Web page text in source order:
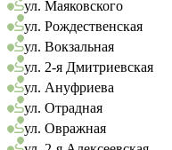
ул. Маяковского
ул. Рождественская
ул. Вокзальная
ул. 2-я Дмитриевская
ул. Ануфриева
ул. Отрадная
ул. Овражная